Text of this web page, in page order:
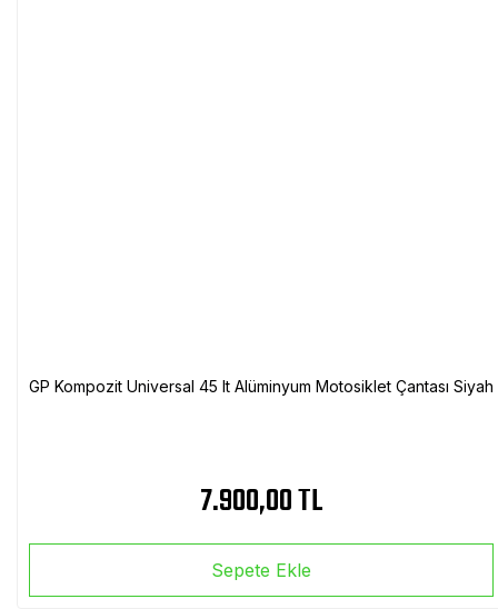
GP Kompozit Universal 45 lt Alüminyum Motosiklet Çantası Siyah
7.900,00 TL
Sepete Ekle